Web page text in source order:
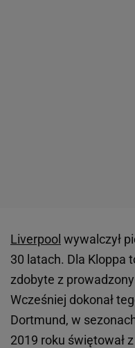
Liverpool wywalczył
30 latach. Dla Kloppa
zdobyte z
Wcześniej dokonał
Dortmund, w
2019 roku świętował